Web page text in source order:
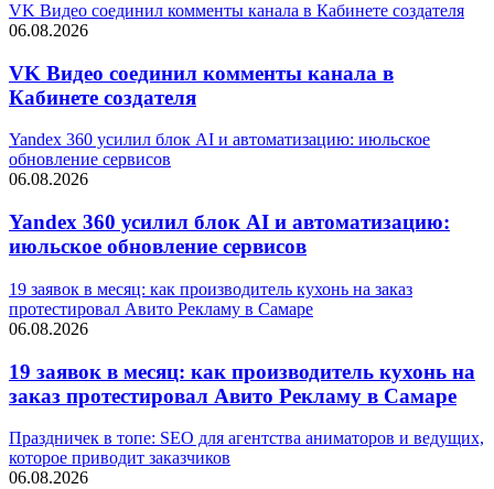
VK Видео соединил комменты канала в Кабинете создателя
06.08.2026
VK Видео соединил комменты канала в
Кабинете создателя
Yandex 360 усилил блок AI и автоматизацию: июльское
обновление сервисов
06.08.2026
Yandex 360 усилил блок AI и автоматизацию:
июльское обновление сервисов
19 заявок в месяц: как производитель кухонь на заказ
протестировал Авито Рекламу в Самаре
06.08.2026
19 заявок в месяц: как производитель кухонь на
заказ протестировал Авито Рекламу в Самаре
Праздничек в топе: SEO для агентства аниматоров и ведущих,
которое приводит заказчиков
06.08.2026